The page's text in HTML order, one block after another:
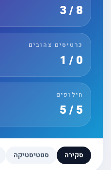
כרטיסים צהובים
חילופים
סקירה סטטיסטיקה